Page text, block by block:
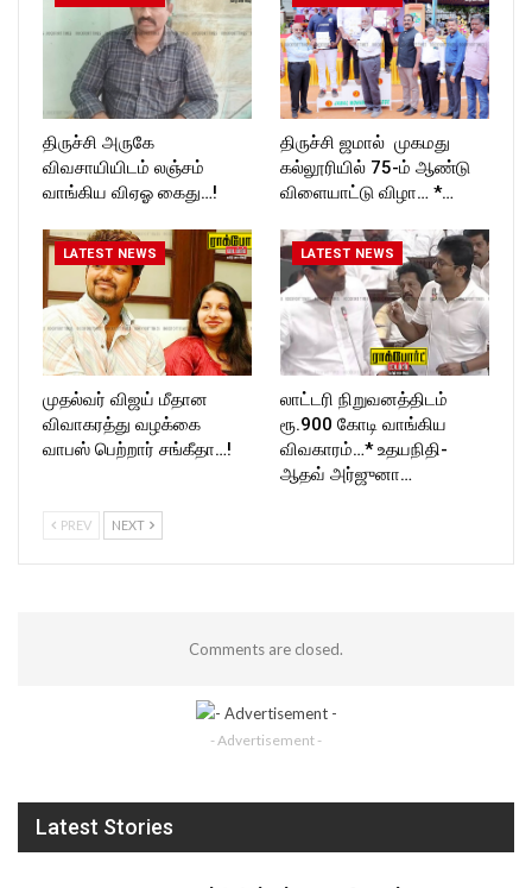
திருச்சி அருகே
விவசாயியிடம் லஞ்சம்
வாங்கிய விஏஓ கைது…!
திருச்சி ஜமால் முகமது
கல்லூரியில் 75-ம் ஆண்டு
விளையாட்டு விழா… *…
LATEST NEWS
முதல்வர் விஜய் மீதான
விவாகரத்து வழக்கை
வாபஸ் பெற்றார் சங்கீதா…!
LATEST NEWS
லாட்டரி நிறுவனத்திடம்
ரூ.900 கோடி வாங்கிய
விவகாரம்…* உதயநிதி-
ஆதவ் அர்ஜுனா…
PREV NEXT
Comments are closed.
- Advertisement -
Latest Stories